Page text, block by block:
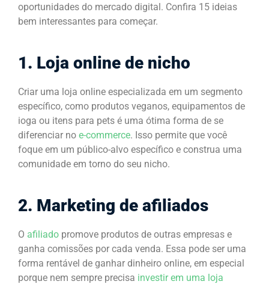
oportunidades do mercado digital. Confira 15 ideias
bem interessantes para começar.
1. Loja online de nicho
Criar uma loja online especializada em um segmento
específico, como produtos veganos, equipamentos de
ioga ou itens para pets é uma ótima forma de se
diferenciar no e-commerce. Isso permite que você
foque em um público-alvo específico e construa uma
comunidade em torno do seu nicho.
2. Marketing de afiliados
O afiliado promove produtos de outras empresas e
ganha comissões por cada venda. Essa pode ser uma
forma rentável de ganhar dinheiro online, em especial
porque nem sempre precisa investir em uma loja